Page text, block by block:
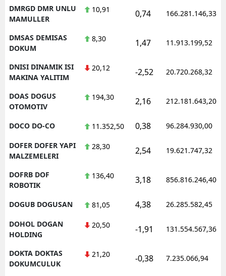
DMRGD DMR UNLU
MAMULLER
10,91 0,74 166.281.146,33
DMSAS DEMISAS
DOKUM
8,30 1,47 11.913.199,52
DNISI DINAMIK ISI
MAKINA YALITIM
20,12 -2,52 20.720.268,32
DOAS DOGUS
OTOMOTIV
194,30 2,16 212.181.643,20
DOCO DO-CO 11.352,50 0,38 96.284.930,00
DOFER DOFER YAPI
MALZEMELERI
28,30 2,54 19.621.747,32
DOFRB DOF
ROBOTIK
136,40 3,18 856.816.246,40
DOGUB DOGUSAN 81,05 4,38 26.285.582,45
DOHOL DOGAN
HOLDING
20,50 -1,91 131.554.567,36
DOKTA DOKTAS
DOKUMCULUK
21,20 -0,38 7.235.066,94